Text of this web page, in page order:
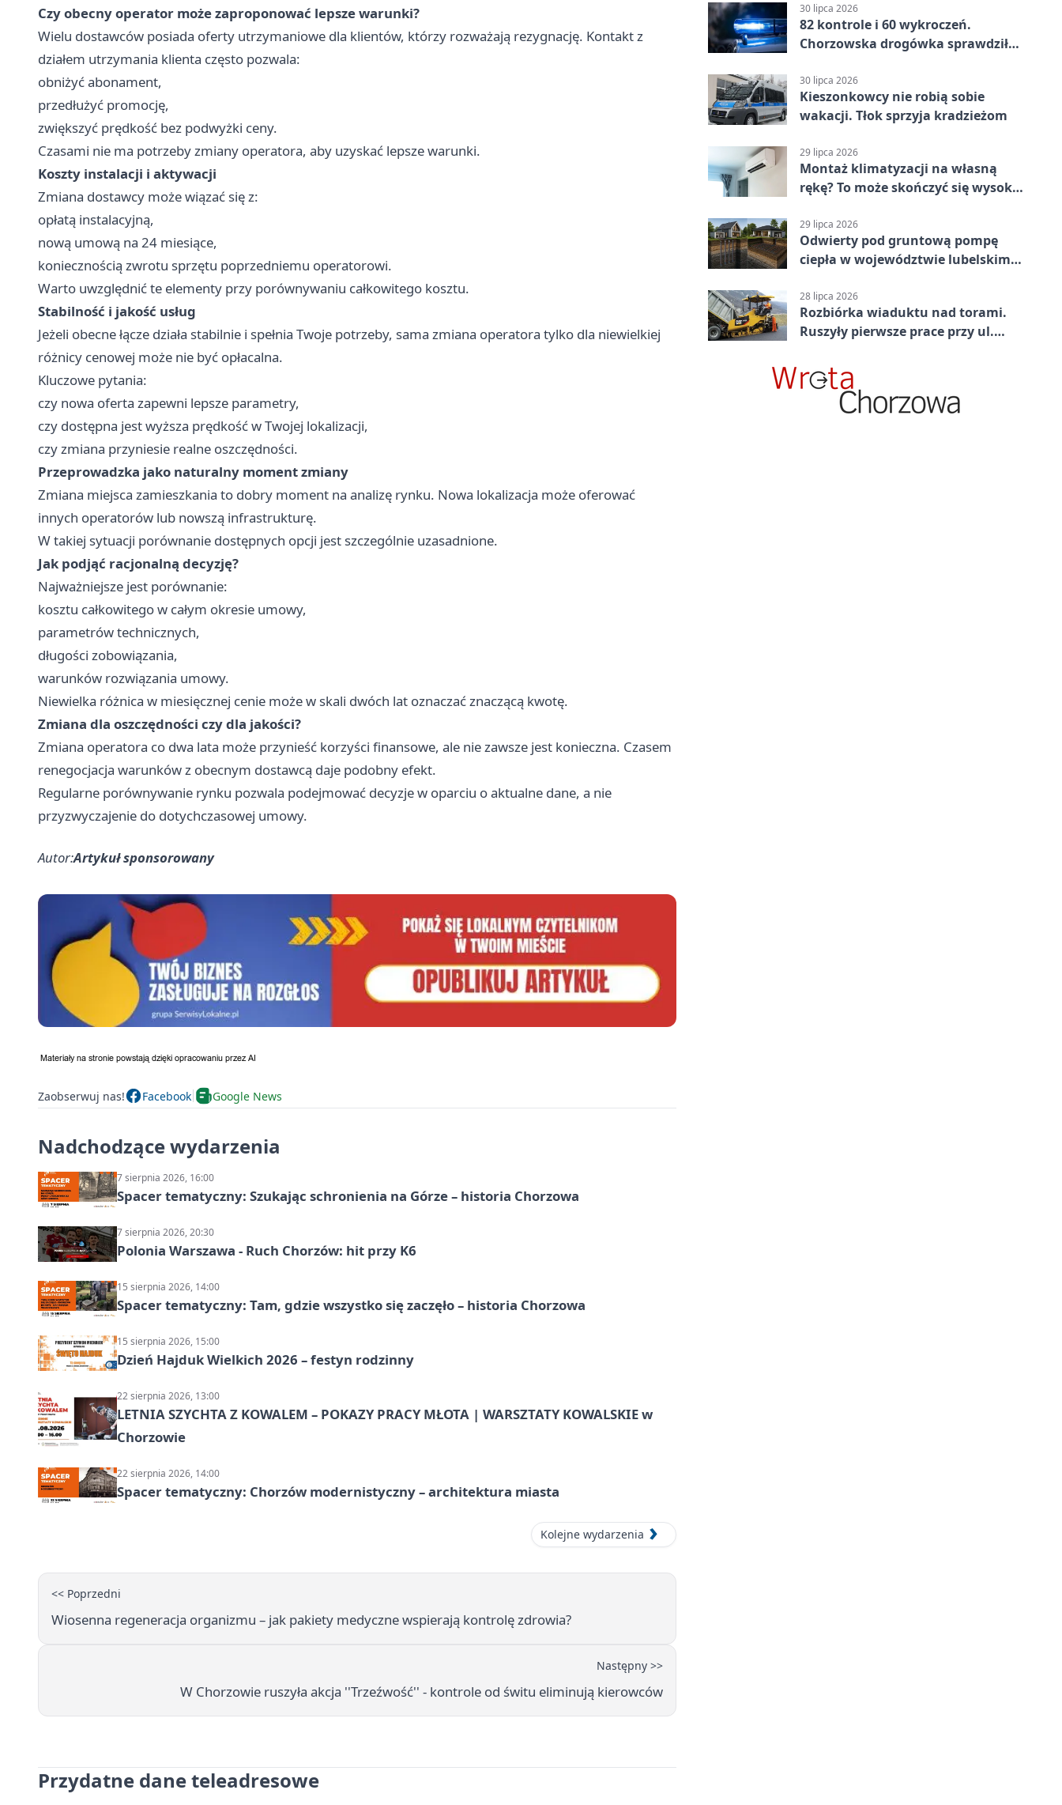
Czy obecny operator może zaproponować lepsze warunki?
Wielu dostawców posiada oferty utrzymaniowe dla klientów, którzy rozważają rezygnację. Kontakt z
działem utrzymania klienta często pozwala:
obniżyć abonament,
przedłużyć promocję,
zwiększyć prędkość bez podwyżki ceny.
Czasami nie ma potrzeby zmiany operatora, aby uzyskać lepsze warunki.
Koszty instalacji i aktywacji
Zmiana dostawcy może wiązać się z:
opłatą instalacyjną,
nową umową na 24 miesiące,
koniecznością zwrotu sprzętu poprzedniemu operatorowi.
Warto uwzględnić te elementy przy porównywaniu całkowitego kosztu.
Stabilność i jakość usług
Jeżeli obecne łącze działa stabilnie i spełnia Twoje potrzeby, sama zmiana operatora tylko dla niewielkiej
różnicy cenowej może nie być opłacalna.
Kluczowe pytania:
czy nowa oferta zapewni lepsze parametry,
czy dostępna jest wyższa prędkość w Twojej lokalizacji,
czy zmiana przyniesie realne oszczędności.
Przeprowadzka jako naturalny moment zmiany
Zmiana miejsca zamieszkania to dobry moment na analizę rynku. Nowa lokalizacja może oferować
innych operatorów lub nowszą infrastrukturę.
W takiej sytuacji porównanie dostępnych opcji jest szczególnie uzasadnione.
Jak podjąć racjonalną decyzję?
Najważniejsze jest porównanie:
kosztu całkowitego w całym okresie umowy,
parametrów technicznych,
długości zobowiązania,
warunków rozwiązania umowy.
Niewielka różnica w miesięcznej cenie może w skali dwóch lat oznaczać znaczącą kwotę.
Zmiana dla oszczędności czy dla jakości?
Zmiana operatora co dwa lata może przynieść korzyści finansowe, ale nie zawsze jest konieczna. Czasem
renegocjacja warunków z obecnym dostawcą daje podobny efekt.
Regularne porównywanie rynku pozwala podejmować decyzje w oparciu o aktualne dane, a nie
przyzwyczajenie do dotychczasowej umowy.
Autor:Artykuł sponsorowany
Zaobserwuj nas! Facebook Google News
Nadchodzące wydarzenia
7 sierpnia 2026, 16:00
Spacer tematyczny: Szukając schronienia na Górze – historia Chorzowa
7 sierpnia 2026, 20:30
Polonia Warszawa - Ruch Chorzów: hit przy K6
15 sierpnia 2026, 14:00
Spacer tematyczny: Tam, gdzie wszystko się zaczęło – historia Chorzowa
15 sierpnia 2026, 15:00
Dzień Hajduk Wielkich 2026 – festyn rodzinny
22 sierpnia 2026, 13:00
LETNIA SZYCHTA Z KOWALEM – POKAZY PRACY MŁOTA | WARSZTATY KOWALSKIE w
Chorzowie
22 sierpnia 2026, 14:00
Spacer tematyczny: Chorzów modernistyczny – architektura miasta
Kolejne wydarzenia
<< Poprzedni
Wiosenna regeneracja organizmu – jak pakiety medyczne wspierają kontrolę zdrowia?
Następny >>
W Chorzowie ruszyła akcja ''Trzeźwość'' - kontrole od świtu eliminują kierowców
Przydatne dane teleadresowe
30 lipca 2026
82 kontrole i 60 wykroczeń.
Chorzowska drogówka sprawdziła
30 lipca 2026
Kieszonkowcy nie robią sobie
wakacji. Tłok sprzyja kradzieżom
29 lipca 2026
Montaż klimatyzacji na własną
rękę? To może skończyć się wysoką
29 lipca 2026
Odwierty pod gruntową pompę
ciepła w województwie lubelskim -
28 lipca 2026
Rozbiórka wiaduktu nad torami.
Ruszyły pierwsze prace przy ul.